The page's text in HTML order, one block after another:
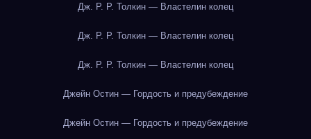
Дж. Р. Р. Толкин — Властелин колец
Дж. Р. Р. Толкин — Властелин колец
Дж. Р. Р. Толкин — Властелин колец
Джейн Остин — Гордость и предубеждение
Джейн Остин — Гордость и предубеждение